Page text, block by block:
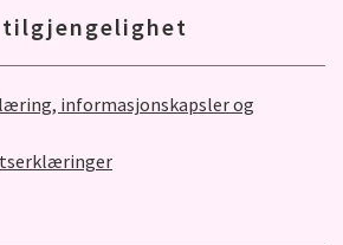
tilgjengelighet
informasjonskapsler og